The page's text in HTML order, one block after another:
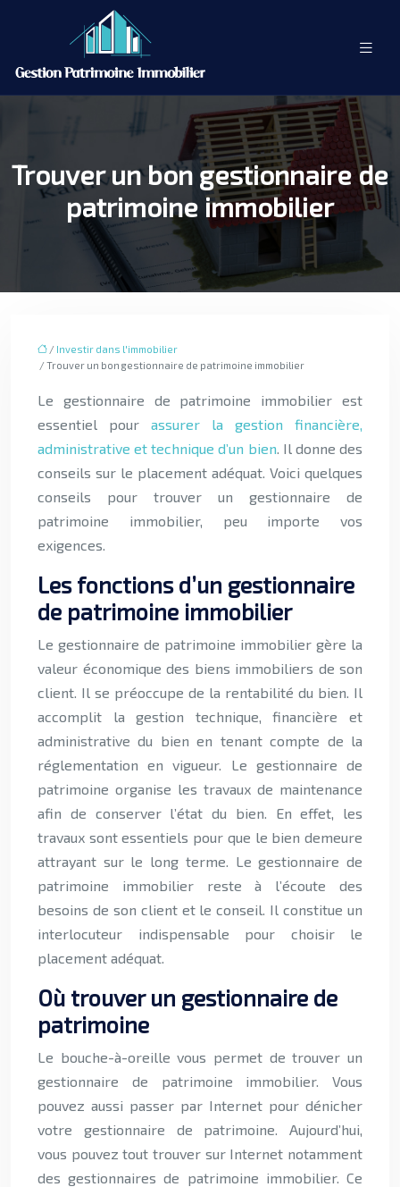
Trouver un bon gestionnaire de
patrimoine immobilier
/ Investir dans l'immobilier
/ Trouver un bon gestionnaire de patrimoine immobilier
Le gestionnaire de patrimoine immobilier est
essentiel pour assurer la gestion financière,
administrative et technique d’un bien. Il donne des
conseils sur le placement adéquat. Voici quelques
conseils pour trouver un gestionnaire de
patrimoine immobilier, peu importe vos
exigences.
Les fonctions d’un gestionnaire
de patrimoine immobilier
Le gestionnaire de patrimoine immobilier gère la
valeur économique des biens immobiliers de son
client. Il se préoccupe de la rentabilité du bien. Il
accomplit la gestion technique, financière et
administrative du bien en tenant compte de la
réglementation en vigueur. Le gestionnaire de
patrimoine organise les travaux de maintenance
afin de conserver l’état du bien. En effet, les
travaux sont essentiels pour que le bien demeure
attrayant sur le long terme. Le gestionnaire de
patrimoine immobilier reste à l’écoute des
besoins de son client et le conseil. Il constitue un
interlocuteur indispensable pour choisir le
placement adéquat.
Où trouver un gestionnaire de
patrimoine
Le bouche-à-oreille vous permet de trouver un
gestionnaire de patrimoine immobilier. Vous
pouvez aussi passer par Internet pour dénicher
votre gestionnaire de patrimoine. Aujourd’hui,
vous pouvez tout trouver sur Internet notamment
des gestionnaires de patrimoine immobilier. Ce